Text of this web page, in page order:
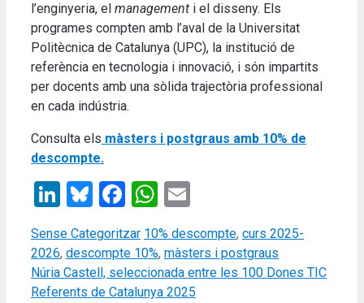
l’enginyeria, el management i el disseny. Els
programes compten amb l’aval de la Universitat
Politècnica de Catalunya (UPC), la institució de
referència en tecnologia i innovació, i són impartits
per docents amb una sòlida trajectòria professional
en cada indústria.
Consulta els màsters i postgraus amb 10% de
descompte.
LinkedIn
Bluesky
Facebook
WhatsApp
Categories
Sense Categoritzar Tags
10% descompte, curs 2025-
2026, descompte 10%, màsters i postgraus
Núria Castell, seleccionada entre les 100 Dones TIC
Referents de Catalunya 2025